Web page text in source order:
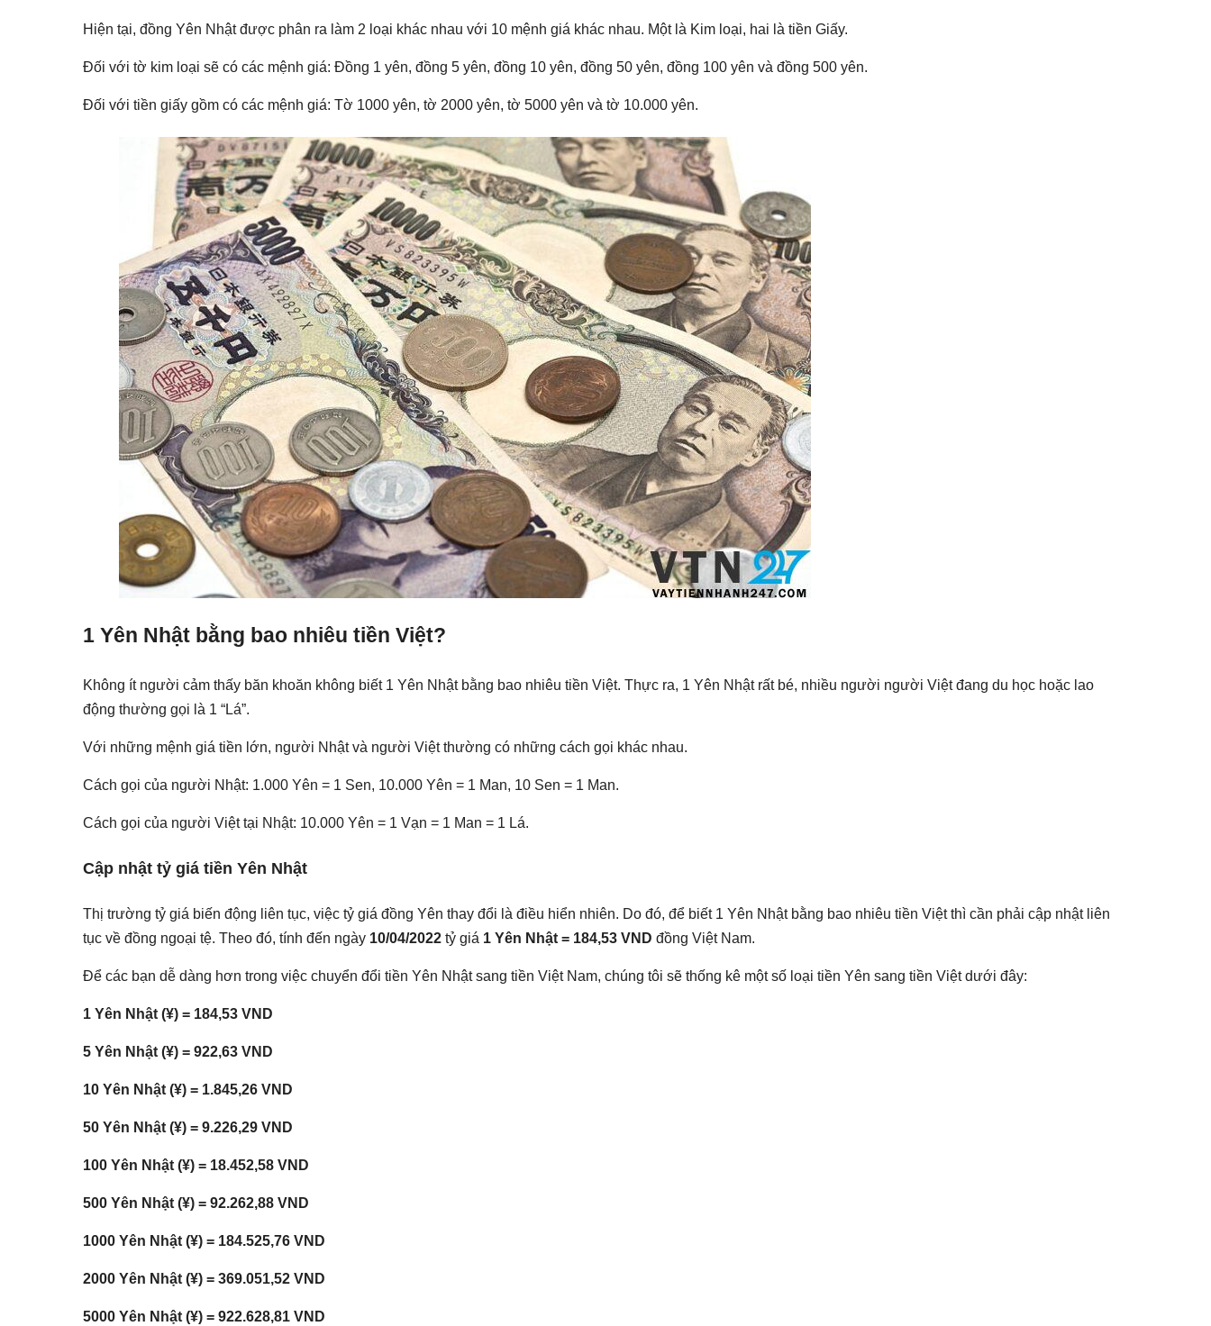
Hiện tại, đồng Yên Nhật được phân ra làm 2 loại khác nhau với 10 mệnh giá khác nhau. Một là Kim loại, hai là tiền Giấy.
Đối với tờ kim loại sẽ có các mệnh giá: Đồng 1 yên, đồng 5 yên, đồng 10 yên, đồng 50 yên, đồng 100 yên và đồng 500 yên.
Đối với tiền giấy gồm có các mệnh giá: Tờ 1000 yên, tờ 2000 yên, tờ 5000 yên và tờ 10.000 yên.
1 Yên Nhật bằng bao nhiêu tiền Việt?
Không ít người cảm thấy băn khoăn không biết 1 Yên Nhật bằng bao nhiêu tiền Việt. Thực ra, 1 Yên Nhật rất bé, nhiều người người Việt đang du học hoặc lao
động thường gọi là 1 “Lá”.
Với những mệnh giá tiền lớn, người Nhật và người Việt thường có những cách gọi khác nhau.
Cách gọi của người Nhật: 1.000 Yên = 1 Sen, 10.000 Yên = 1 Man, 10 Sen = 1 Man.
Cách gọi của người Việt tại Nhật: 10.000 Yên = 1 Vạn = 1 Man = 1 Lá.
Cập nhật tỷ giá tiền Yên Nhật
Thị trường tỷ giá biến động liên tục, việc tỷ giá đồng Yên thay đổi là điều hiển nhiên. Do đó, để biết 1 Yên Nhật bằng bao nhiêu tiền Việt thì cần phải cập nhật liên
tục về đồng ngoại tệ. Theo đó, tính đến ngày 10/04/2022 tỷ giá 1 Yên Nhật = 184,53 VND đồng Việt Nam.
Để các bạn dễ dàng hơn trong việc chuyển đổi tiền Yên Nhật sang tiền Việt Nam, chúng tôi sẽ thống kê một số loại tiền Yên sang tiền Việt dưới đây:
1 Yên Nhật (¥) = 184,53 VND
5 Yên Nhật (¥) = 922,63 VND
10 Yên Nhật (¥) = 1.845,26 VND
50 Yên Nhật (¥) = 9.226,29 VND
100 Yên Nhật (¥) = 18.452,58 VND
500 Yên Nhật (¥) = 92.262,88 VND
1000 Yên Nhật (¥) = 184.525,76 VND
2000 Yên Nhật (¥) = 369.051,52 VND
5000 Yên Nhật (¥) = 922.628,81 VND